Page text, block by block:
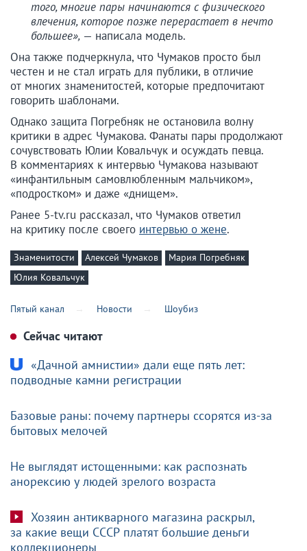
того, многие пары начинаются с физического
влечения, которое позже перерастает в нечто
большее», — написала модель.
Она также подчеркнула, что Чумаков просто был
честен и не стал играть для публики, в отличие
от многих знаменитостей, которые предпочитают
говорить шаблонами.
Однако защита Погребняк не остановила волну
критики в адрес Чумакова. Фанаты пары продолжают
сочувствовать Юлии Ковальчук и осуждать певца.
В комментариях к интервью Чумакова называют
«инфантильным самовлюбленным мальчиком»,
«подростком» и даже «днищем».
Ранее 5-tv.ru рассказал, что Чумаков ответил
на критику после своего интервью о жене.
Знаменитости Алексей Чумаков
Мария Погребняк
Юлия Ковальчук
Пятый канал Новости Шоубиз
Сейчас читают
«Дачной амнистии» дали еще пять лет:
подводные камни регистрации
Базовые раны: почему партнеры ссорятся из-за
бытовых мелочей
Не выглядят истощенными: как распознать
анорексию у людей зрелого возраста
Хозяин антикварного магазина раскрыл,
за какие вещи СССР платят большие деньги
коллекционеры